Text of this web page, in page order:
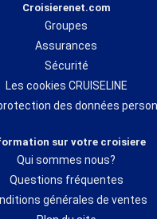
Croisierenet.com
Groupes
Assurances
Sécurité
Les cookies CRUISELINE
des données
sur votre croisiere
Qui sommes nous?
Questions fréquentes
générales de ventes